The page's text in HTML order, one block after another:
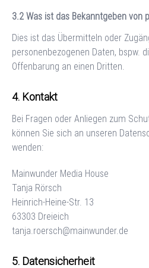
Was ist das Bekanntgeben von
Dies ist das Übermitteln oder
personenbezogenen Daten, bspw.
Offenbarung an einen Dritten.
Kontakt
Bei Fragen oder Anliegen zum
können Sie sich an unseren
wenden:
Mainwunder Media House
Tanja Rörsch
Heinrich-Heine-Str. 13
63303 Dreieich
tanja.roersch@mainwunder.de
Datensicherheit